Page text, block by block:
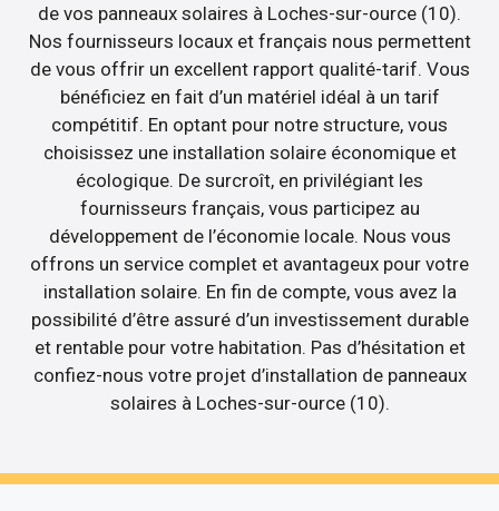
de vos panneaux solaires à Loches-sur-ource (10).
Nos fournisseurs locaux et français nous permettent
de vous offrir un excellent rapport qualité-tarif. Vous
bénéficiez en fait d’un matériel idéal à un tarif
compétitif. En optant pour notre structure, vous
choisissez une installation solaire économique et
écologique. De surcroît, en privilégiant les
fournisseurs français, vous participez au
développement de l’économie locale. Nous vous
offrons un service complet et avantageux pour votre
installation solaire. En fin de compte, vous avez la
possibilité d’être assuré d’un investissement durable
et rentable pour votre habitation. Pas d’hésitation et
confiez-nous votre projet d’installation de panneaux
solaires à Loches-sur-ource (10).